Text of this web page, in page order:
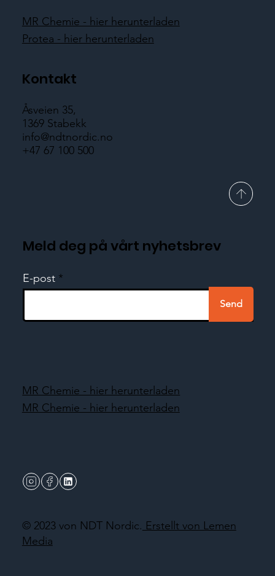
MR Chemie - hier herunterladen
Protea - hier herunterladen
Kontakt
Åsveien 35,
1369 Stabekk
info@ndtnordic.no
+47 67 100 500
Meld deg på vårt nyhetsbrev
E-post
Send
© 2023 von NDT Nordic. Erstellt von Lemen
Media
MR Chemie - hier herunterladen
MR Chemie - hier herunterladen